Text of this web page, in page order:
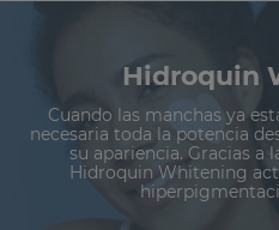
Hidroquin
Cuando las manchas ya
necesaria toda la potencia
su apariencia. Gracias a
Hidroquin Whitening